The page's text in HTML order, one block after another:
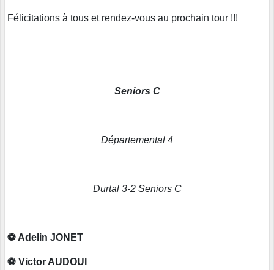
Félicitations à tous et rendez-vous au prochain tour !!!
Seniors C
Départemental 4
Durtal 3-2 Seniors C
⚽️ Adelin JONET
⚽️ Victor AUDOUI